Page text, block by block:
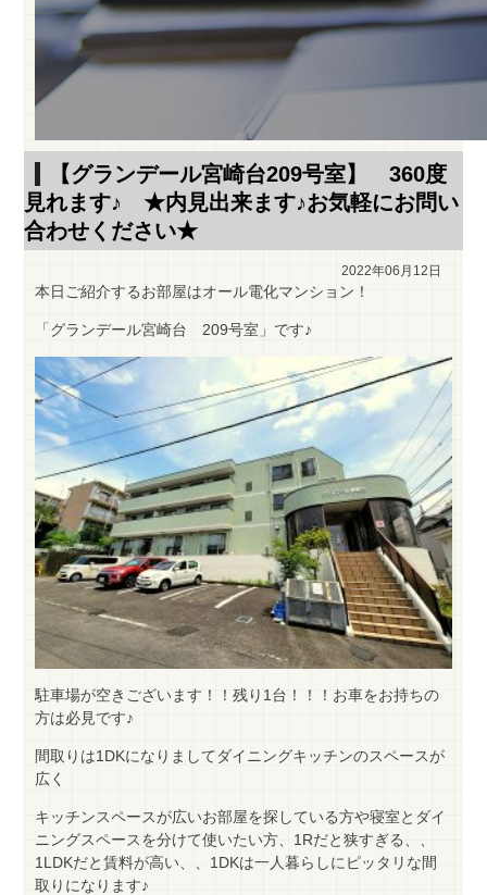
【グランデール宮崎台209号室】 360度
見れます♪ ★内見出来ます♪お気軽にお問い
合わせください★
2022年06月12日
本日ご紹介するお部屋はオール電化マンション！
「グランデール宮崎台 209号室」です♪
駐車場が空きございます！！残り1台！！！お車をお持ちの
方は必見です♪
間取りは1DKになりましてダイニングキッチンのスペースが
広く
キッチンスペースが広いお部屋を探している方や寝室とダイ
ニングスペースを分けて使いたい方、1Rだと狭すぎる、、
1LDKだと賃料が高い、、1DKは一人暮らしにピッタリな間
取りになります♪